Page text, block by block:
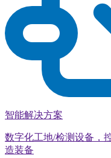
智能解决方案
数字化工地/检测设备，
造装备